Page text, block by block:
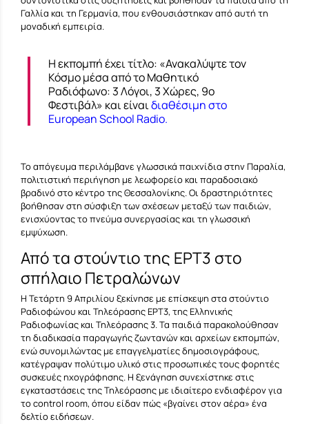
Γαλλία και τη Γερμανία, που ενθουσιάστηκαν από αυτή τη
μοναδική εμπειρία.
Η εκπομπή έχει τίτλο: «Ανακαλύψτε τον
Κόσμο μέσα από το Μαθητικό
Ραδιόφωνο: 3 Λόγοι, 3 Χώρες, 9ο
Φεστιβάλ» και είναιδιαθέσιμη στο
European School Radio.
Το απόγευμα περιλάμβανε γλωσσικά παιχνίδια στην Παραλία,
πολιτιστική περιήγηση με λεωφορείο και παραδοσιακό
βραδινό στο κέντρο της Θεσσαλονίκης. Οι δραστηριότητες
βοήθησαν στη σύσφιξη των σχέσεων μεταξύ των παιδιών,
ενισχύοντας το πνεύμα συνεργασίας και τη γλωσσική
εμψύχωση.
Από τα στούντιο της ΕΡΤ3 στο
σπήλαιο Πετραλώνων
Η Τετάρτη 9 Απριλίου ξεκίνησε με επίσκεψη στα στούντιο
Ραδιοφώνου και Τηλεόρασης ΕΡΤ3, της Ελληνικής
Ραδιοφωνίας και Τηλεόρασης 3. Τα παιδιά παρακολούθησαν
τη διαδικασία παραγωγής ζωντανών και αρχείων εκπομπών,
ενώ συνομιλώντας με επαγγελματίες δημοσιογράφους,
κατέγραψαν πολύτιμο υλικό στις προσωπικές τους φορητές
συσκευές ηχογράφησης. Η ξενάγηση συνεχίστηκε στις
εγκαταστάσεις της Τηλεόρασης με ιδιαίτερο ενδιαφέρον για
το control room, όπου είδαν πώς «βγαίνει στον αέρα» ένα
δελτίο ειδήσεων.